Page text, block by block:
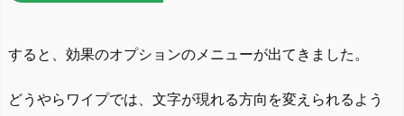
すると、効果のオプションのメニューが出てきました。
どうやらワイプでは、文字が現れる方向を変えられるよう